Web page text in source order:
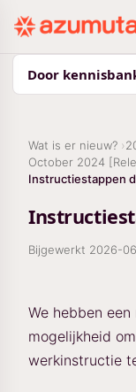
Door
Wat is er nieuw?
October 2024
Instructiestappen
Bijgewerkt 2026-
We hebben
mogelijkheid
werkinstructie